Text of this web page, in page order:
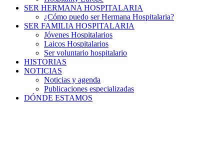
SER HERMANA HOSPITALARIA
¿Cómo puedo ser Hermana Hospitalaria?
SER FAMILIA HOSPITALARIA
Jóvenes Hospitalarios
Laicos Hospitalarios
Ser voluntario hospitalario
HISTORIAS
NOTICIAS
Noticias y agenda
Publicaciones especializadas
DÓNDE ESTAMOS